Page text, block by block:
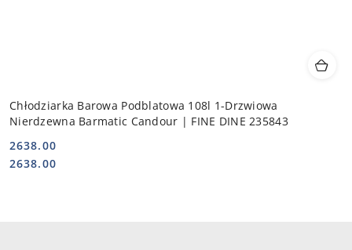
Chłodziarka Barowa Podblatowa 108l 1-Drzwiowa
Nierdzewna Barmatic Candour | FINE DINE 235843
Cena:
2638.00
Cena:
2638.00